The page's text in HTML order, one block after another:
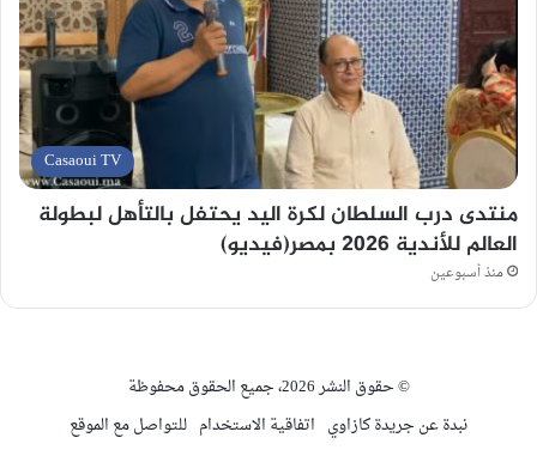
Casaoui TV
منتدى درب السلطان لكرة اليد يحتفل بالتأهل لبطولة
العالم للأندية 2026 بمصر(فيديو)
منذ أسبوعين
© حقوق النشر 2026، جميع الحقوق محفوظة
نبدة عن جريدة كازاوي اتفاقية الاستخدام للتواصل مع الموقع